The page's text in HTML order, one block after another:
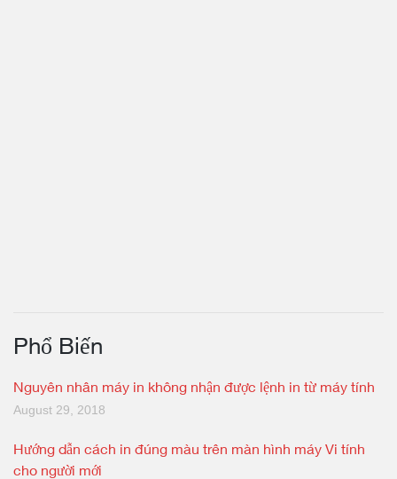
Phổ Biến
Nguyên nhân máy in không nhận được lệnh in từ máy tính
August 29, 2018
Hướng dẫn cách in đúng màu trên màn hình máy Vi tính
cho người mới